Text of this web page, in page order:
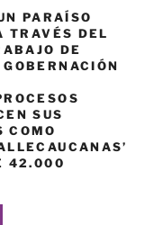
PARAÍSO
TRAVÉS DEL
DE
SUS
COMO
42.000